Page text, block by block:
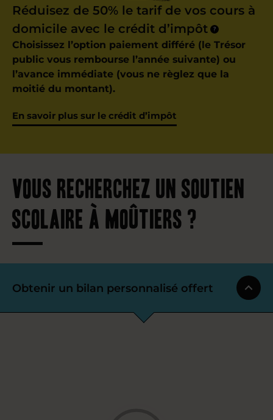
Réduisez de 50% le tarif de vos cours à
domicile avec le crédit d’impôt
?
Choisissez l’option paiement différé (le Trésor
public vous rembourse l’année suivante) ou
l’avance immédiate (vous ne règlez que la
moitié du montant).
En savoir plus sur le crédit d’impôt
Vous recherchez un soutien
scolaire à Moûtiers ?
Obtenir un bilan personnalisé offert